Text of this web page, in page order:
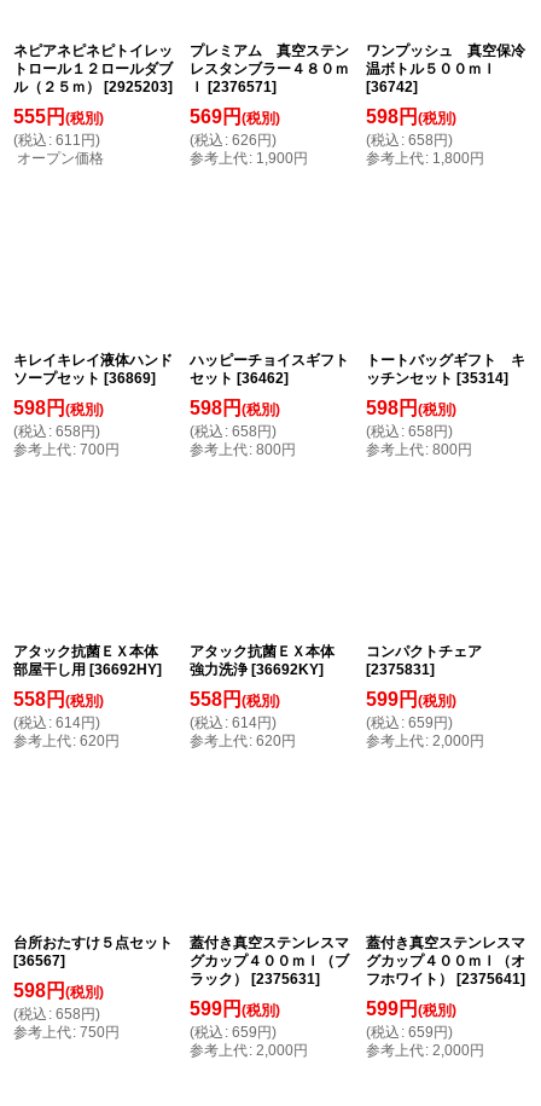
ネピアネピネピトイレッ
トロール１２ロールダブ
ル（２５ｍ）
[2925203]
555円 (税別)
(税込 : 611 円)
オープン価格
プレミアム 真空ステン
レスタンブラー４８０ｍ
ｌ
[2376571]
569円 (税別)
(税込 : 626 円)
参考上代: 1,900円
ワンプッシュ 真空保冷
温ボトル５００ｍｌ
[36742]
598円 (税別)
(税込 : 658 円)
参考上代: 1,800円
キレイキレイ液体ハンド
ソープセット [36869]
598円 (税別)
(税込 : 658 円)
参考上代: 700円
ハッピーチョイスギフト
セット [36462]
598円 (税別)
(税込 : 658 円)
参考上代: 800円
トートバッグギフト キ
ッチンセット [35314]
598円 (税別)
(税込 : 658 円)
参考上代: 800円
アタック抗菌ＥＸ本体
部屋干し用 [36692HY]
558円 (税別)
(税込 : 614円)
参考上代: 620円
アタック抗菌ＥＸ本体
強力洗浄 [36692KY]
558円 (税別)
(税込 : 614円)
参考上代: 620円
コンパクトチェア
[2375831]
599円 (税別)
(税込 : 659 円)
参考上代: 2,000円
台所おたすけ５点セット
[36567]
598円 (税別)
(税込 : 658 円)
参考上代: 750円
蓋付き真空ステンレスマ
グカップ４００ｍｌ（ブ
ラック）
[2375631]
599円 (税別)
(税込 : 659 円)
参考上代: 2,000円
蓋付き真空ステンレスマ
グカップ４００ｍｌ（オ
フホワイト）
[2375641]
599円 (税別)
(税込 : 659 円)
参考上代: 2,000円